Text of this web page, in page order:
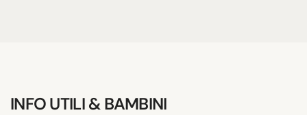
INFO UTILI & BAMBINI